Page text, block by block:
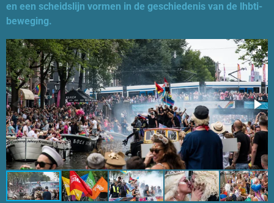
en een scheidslijn vormen in de geschiedenis van de lhbti-
beweging.